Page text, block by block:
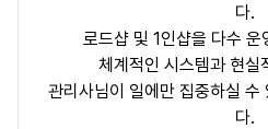
다.
로드샵 및 1인샵을 다수 운
체계적인 시스템과 현실
관리사님이 일에만 집중하실 수
다.